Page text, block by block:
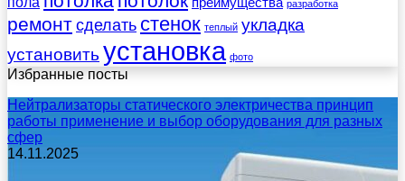
разработка
ремонт сделать стенок теплый укладка
установить установка фото
Избранные посты
Нейтрализаторы статического электричества принцип
работы применение и выбор оборудования для разных
сфер
14.11.2025